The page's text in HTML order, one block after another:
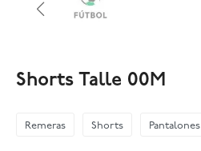
Shorts Talle 00M
Remeras Shorts Pantalones